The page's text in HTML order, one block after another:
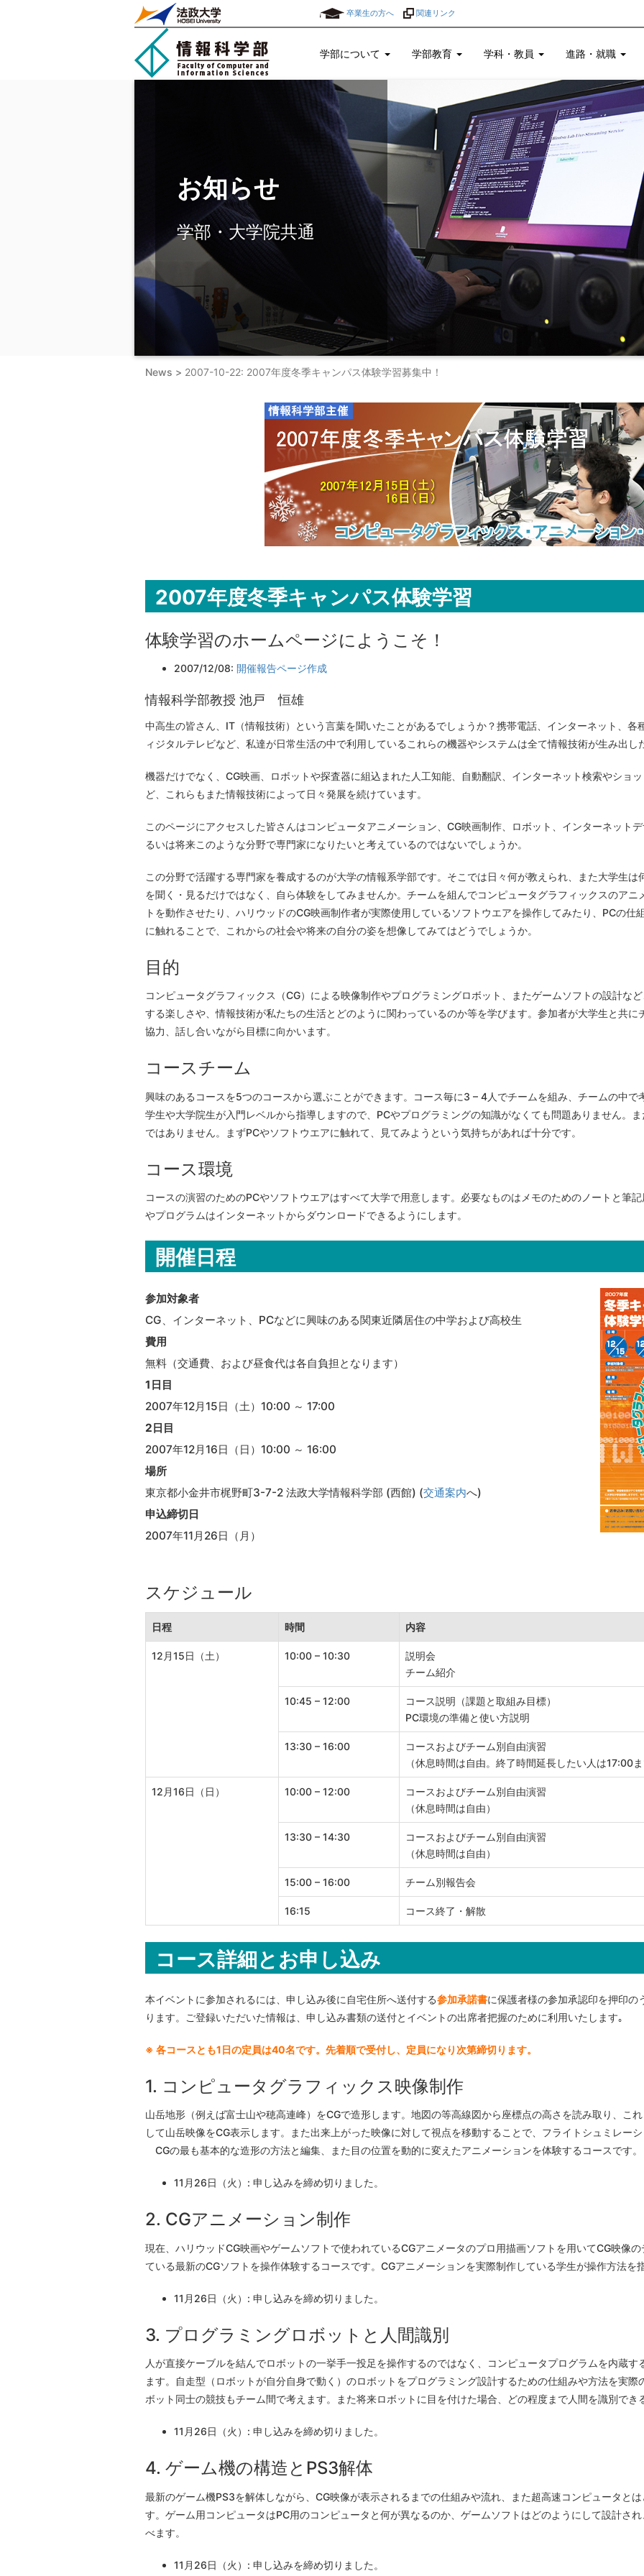
卒業生の方へ 関連リンク
学部について 学部教育 学科・教員 進路・就職
お知らせ
学部・大学院共通
News > 2007-10-22: 2007年度冬季キャンパス体験学習募集中！
2007年度冬季キャンパス体験学習
体験学習のホームページにようこそ！
2007/12/08: 開催報告ページ作成
情報科学部教授 池戸 恒雄
中高生の皆さん、IT（情報技術）という言葉を聞いたことがあるでしょうか？携帯電話、インターネット、各
ィジタルテレビなど、私達が日常生活の中で利用しているこれらの機器やシステムは全て情報技術が生み出
機器だけでなく、CG映画、ロボットや探査器に組込まれた人工知能、自動翻訳、インターネット検索やショ
ど、これらもまた情報技術によって日々発展を続けています。
このページにアクセスした皆さんはコンピュータアニメーション、CG映画制作、ロボット、インターネット
るいは将来このような分野で専門家になりたいと考えているのではないでしょうか。
この分野で活躍する専門家を養成するのが大学の情報系学部です。そこでは日々何が教えられ、また大学生
を聞く・見るだけではなく、自ら体験をしてみませんか。チームを組んでコンピュータグラフィックスのア
トを動作させたり、ハリウッドのCG映画制作者が実際使用しているソフトウエアを操作してみたり、PCの仕
に触れることで、これからの社会や将来の自分の姿を想像してみてはどうでしょうか。
目的
コンピュータグラフィックス（CG）による映像制作やプログラミングロボット、またゲームソフトの設計な
する楽しさや、情報技術が私たちの生活とどのように関わっているのか等を学びます。参加者が大学生と共
協力、話し合いながら目標に向かいます。
コースチーム
興味のあるコースを5つのコースから選ぶことができます。コース毎に3 – 4人でチームを組み、チームの中で
学生や大学院生が入門レベルから指導しますので、PCやプログラミングの知識がなくても問題ありません。
ではありません。まずPCやソフトウエアに触れて、見てみようという気持ちがあれば十分です。
コース環境
コースの演習のためのPCやソフトウエアはすべて大学で用意します。必要なものはメモのためのノートと筆
やプログラムはインターネットからダウンロードできるようにします。
開催日程
参加対象者
CG、インターネット、PCなどに興味のある関東近隣居住の中学および高校生
費用
無料（交通費、および昼食代は各自負担となります）
1日目
2007年12月15日（土）10:00 ～ 17:00
2日目
2007年12月16日（日）10:00 ～ 16:00
場所
東京都小金井市梶野町3-7-2 法政大学情報科学部 (西館) (交通案内へ)
申込締切日
2007年11月26日（月）
スケジュール
日程 時間 内容
12月15日（土） 10:00 – 10:30
説明会
チーム紹介
10:45 – 12:00
コース説明（課題と取組み目標）
PC環境の準備と使い方説明
13:30 – 16:00
コースおよびチーム別自由演習
（休息時間は自由。終了時間延長したい人は17:00
12月16日（日） 10:00 – 12:00
コースおよびチーム別自由演習
（休息時間は自由）
13:30 – 14:30
コースおよびチーム別自由演習
（休息時間は自由）
15:00 – 16:00 チーム別報告会
16:15 コース終了・解散
コース詳細とお申し込み
本イベントに参加されるには、申し込み後に自宅住所へ送付する参加承諾書に保護者様の参加承認印を押印
ります。ご登録いただいた情報は、申し込み書類の送付とイベントの出席者把握のために利用いたします｡
※ 各コースとも1日の定員は40名です。先着順で受付し、定員になり次第締切ります。
1. コンピュータグラフィックス映像制作
山岳地形（例えば富士山や穂高連峰）をCGで造形します。地図の等高線図から座標点の高さを読み取り、こ
して山岳映像をCG表示します。また出来上がった映像に対して視点を移動することで、フライトシュミレー
CGの最も基本的な造形の方法と編集、また目の位置を動的に変えたアニメーションを体験するコースです。
11月26日（火）: 申し込みを締め切りました。
2. CGアニメーション制作
現在、ハリウッドCG映画やゲームソフトで使われているCGアニメータのプロ用描画ソフトを用いてCG映像
ている最新のCGソフトを操作体験するコースです。CGアニメーションを実際制作している学生が操作方法を
11月26日（火）: 申し込みを締め切りました。
3. プログラミングロボットと人間識別
人が直接ケーブルを結んでロボットの一挙手一投足を操作するのではなく、コンピュータプログラムを内蔵
ます。自走型（ロボットが自分自身で動く）のロボットをプログラミング設計するための仕組みや方法を実
ボット同士の競技もチーム間で考えます。また将来ロボットに目を付けた場合、どの程度まで人間を識別でき
11月26日（火）: 申し込みを締め切りました。
4. ゲーム機の構造とPS3解体
最新のゲーム機PS3を解体しながら、CG映像が表示されるまでの仕組みや流れ、また超高速コンピュータと
す。ゲーム用コンピュータはPC用のコンピュータと何が異なるのか、ゲームソフトはどのようにして設計さ
べます。
11月26日（火）: 申し込みを締め切りました。